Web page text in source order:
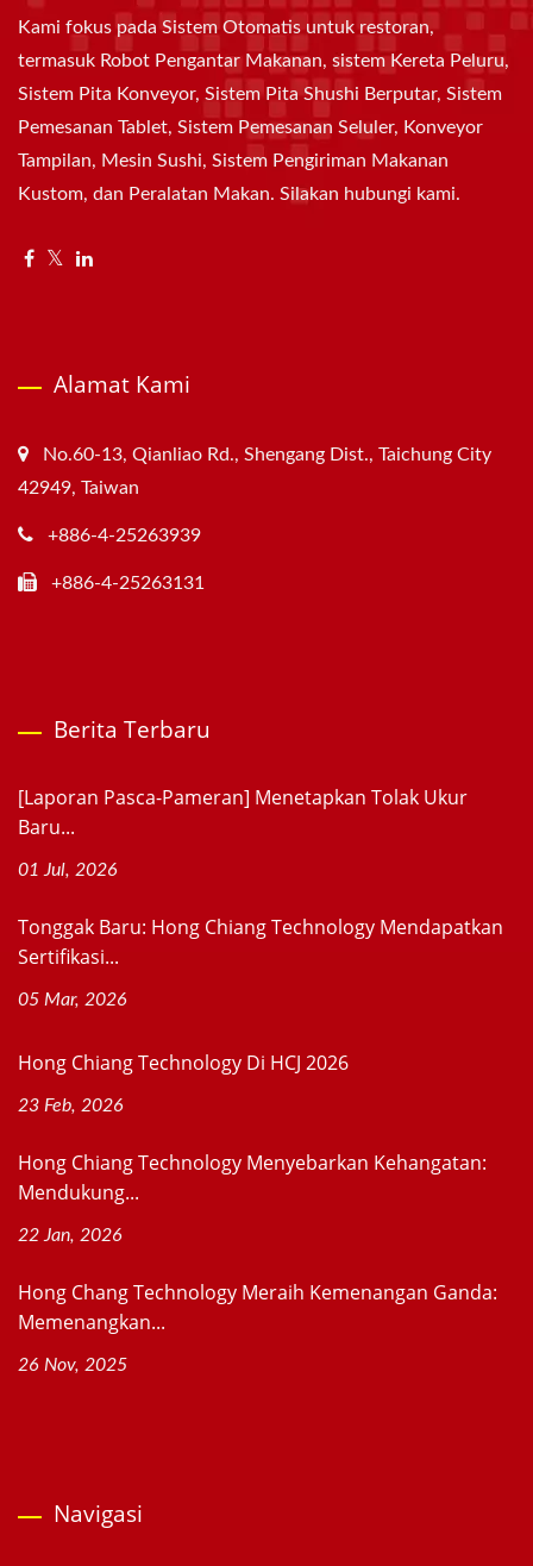
Kami fokus pada Sistem Otomatis untuk restoran,
termasuk Robot Pengantar Makanan, sistem Kereta Peluru,
Sistem Pita Konveyor, Sistem Pita Shushi Berputar, Sistem
Pemesanan Tablet, Sistem Pemesanan Seluler, Konveyor
Tampilan, Mesin Sushi, Sistem Pengiriman Makanan
Kustom, dan Peralatan Makan. Silakan hubungi kami.
Alamat Kami
No.60-13, Qianliao Rd., Shengang Dist., Taichung City
42949, Taiwan
+886-4-25263939
+886-4-25263131
Berita Terbaru
[Laporan Pasca-Pameran] Menetapkan Tolak Ukur
Baru...
01 Jul, 2026
Tonggak Baru: Hong Chiang Technology Mendapatkan
Sertifikasi...
05 Mar, 2026
Hong Chiang Technology Di HCJ 2026
23 Feb, 2026
Hong Chiang Technology Menyebarkan Kehangatan:
Mendukung...
22 Jan, 2026
Hong Chang Technology Meraih Kemenangan Ganda:
Memenangkan...
26 Nov, 2025
Navigasi